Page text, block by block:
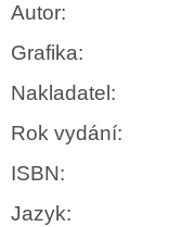
Autor:
Grafika:
Nakladatel :
Rok vydání:
ISBN:
Jazyk: